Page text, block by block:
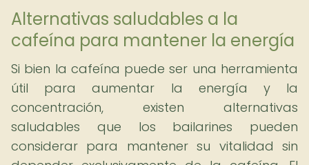
Alternativas saludables a la
cafeína para mantener la energía
Si bien la cafeína puede ser una herramienta
útil para aumentar la energía y la
concentración, existen alternativas
saludables que los bailarines pueden
considerar para mantener su vitalidad sin